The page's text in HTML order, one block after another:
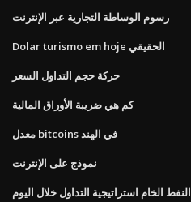
رسوم الوساطة التجارية عبر الإنترنت
Dolar turismo em hoje الحقيقي
حركة حجم التداول السعر
كم هي ضريبة الأوراق المالية
معدل bitcoins في الهند
نموذج على الإنترنت
النفط الخام استراتيجية التداول خلال اليوم